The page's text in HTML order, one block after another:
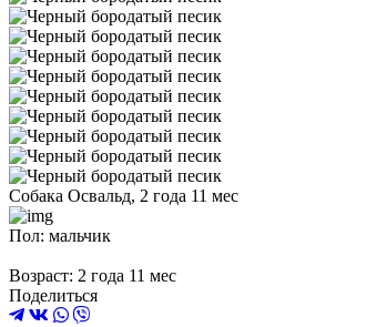
Собака Освальд, 2 года 11 мес
Пол: мальчик
Возраст: 2 года 11 мес
Поделиться